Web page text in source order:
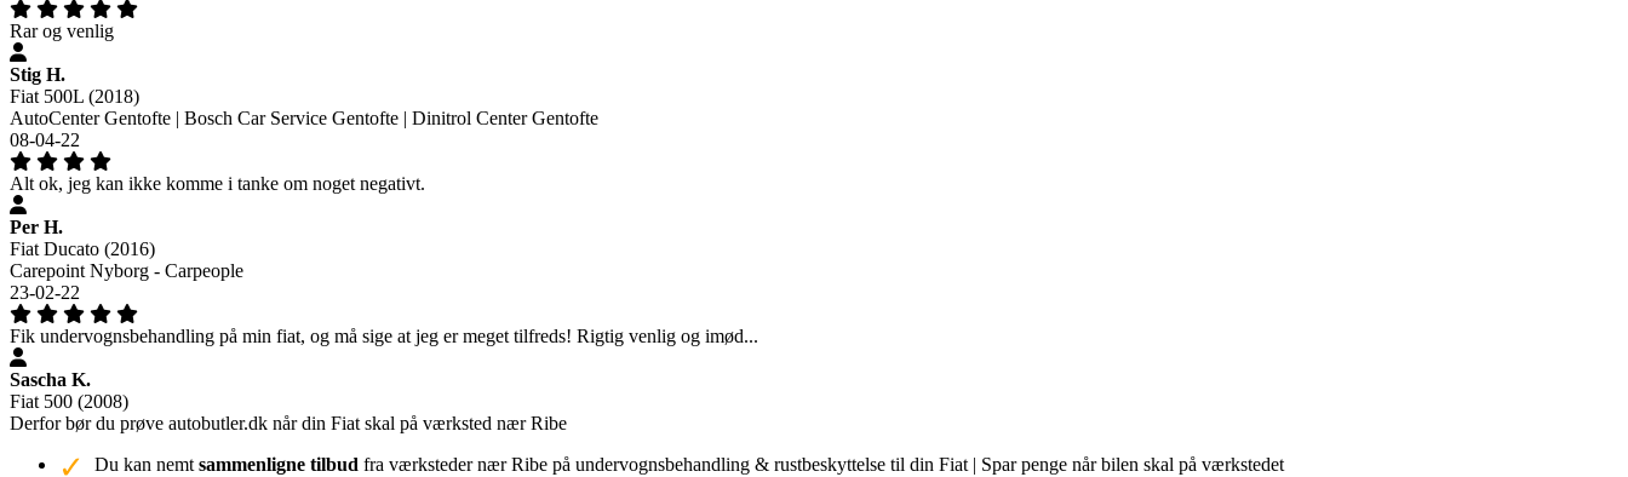
Rar og venlig
Stig H.
Fiat 500L (2018)
AutoCenter Gentofte | Bosch Car Service Gentofte | Dinitrol Center Gentofte
08-04-22
Alt ok, jeg kan ikke komme i tanke om noget negativt.
Per H.
Fiat Ducato (2016)
Carepoint Nyborg - Carpeople
23-02-22
Fik undervognsbehandling på min fiat, og må sige at jeg er meget tilfreds! Rigtig venlig og imød...
Sascha K.
Fiat 500 (2008)
Derfor bør du prøve autobutler.dk når din Fiat skal på værksted nær Ribe
Du kan nemt sammenligne tilbud fra værksteder nær Ribe på undervognsbehandling & rustbeskyttelse til din Fiat | Spar penge når bilen skal på værkstedet